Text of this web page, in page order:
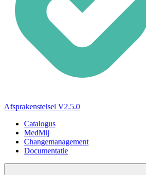
Afsprakenstelsel V2.5.0
Catalogus
MedMij
Changemanagement
Documentatie